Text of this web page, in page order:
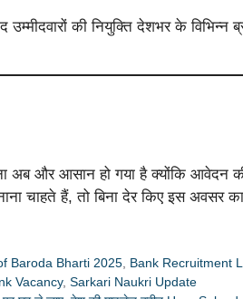
उम्मीदवारों की नियुक्ति देशभर के विभिन्न
अब और आसान हो गया है क्योंकि आवेदन
चाहते हैं, तो बिना देर किए इस अवसर
Baroda Bharti 2025 Bank Recruitment
Vacancy, Sarkari Naukri Update